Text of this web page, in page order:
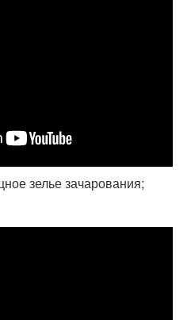
зелье зачарования;